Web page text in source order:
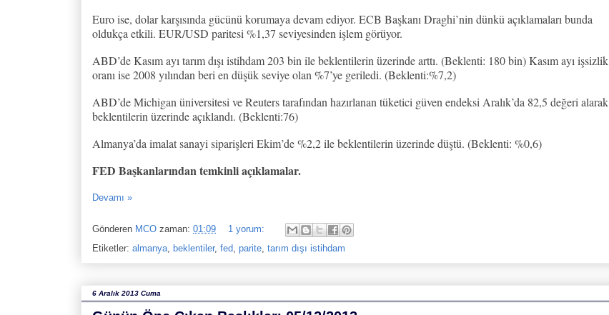
Euro ise, dolar karşısında gücünü korumaya devam ediyor. ECB Başkanı Draghi’nin dünkü açıklamaları bunda
oldukça etkili. EUR/USD paritesi %1,37 seviyesinden işlem görüyor.
ABD’de Kasım ayı tarım dışı istihdam 203 bin ile beklentilerin üzerinde arttı. (Beklenti: 180 bin) Kasım ayı işsizlik
oranı ise 2008 yılından beri en düşük seviye olan %7’ye geriledi. (Beklenti:%7,2)
ABD’de Michigan üniversitesi ve Reuters tarafından hazırlanan tüketici güven endeksi Aralık’da 82,5 değeri alarak
beklentilerin üzerinde açıklandı. (Beklenti:76)
Almanya’da imalat sanayi siparişleri Ekim’de %2,2 ile beklentilerin üzerinde düştü. (Beklenti: %0,6)
FED Başkanlarından temkinli açıklamalar.
Devamı »
Gönderen MCO zaman: 01:09
1 yorum:
Etiketler: almanya beklentiler, fed parite tarım dışı istihdam
6 Aralık 2013 Cuma